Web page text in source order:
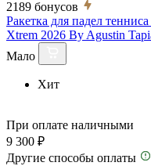
2189 бонусов
Ракетка для падел
Xtrem 2026 By Agustin
Мало
Хит
При оплате наличными
9 300 ₽
Другие способы оплаты